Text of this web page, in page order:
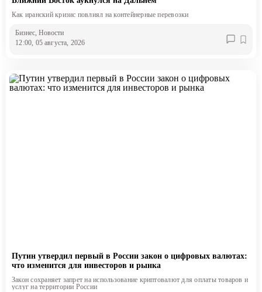
Как иранский кризис повлиял на контейнерные перевозки
Бизнес, Новости
12:00, 05 августа, 2026
Путин утвердил первый в России закон о цифровых валютах:
что изменится для инвесторов и рынка
Закон сохраняет запрет на использование криптовалют для оплаты товаров и
услуг на территории России